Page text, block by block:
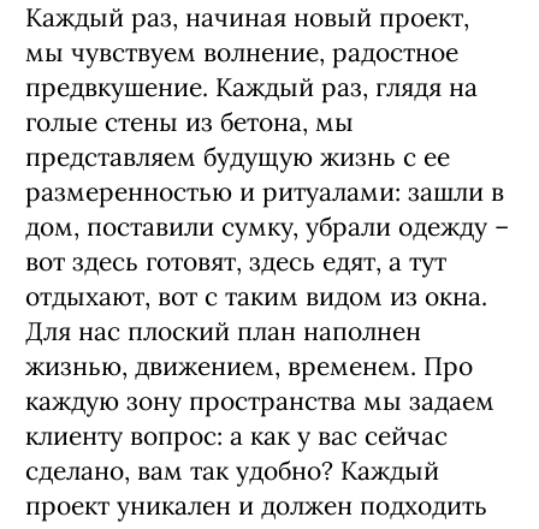
Каждый раз, начиная новый проект,
мы чувствуем волнение, радостное
предвкушение. Каждый раз, глядя на
голые стены из бетона, мы
представляем будущую жизнь с ее
размеренностью и ритуалами: зашли в
дом, поставили сумку, убрали одежду –
вот здесь готовят, здесь едят, а тут
отдыхают, вот с таким видом из окна.
Для нас плоский план наполнен
жизнью, движением, временем. Про
каждую зону пространства мы задаем
клиенту вопрос: а как у вас сейчас
сделано, вам так удобно? Каждый
проект уникален и должен подходить